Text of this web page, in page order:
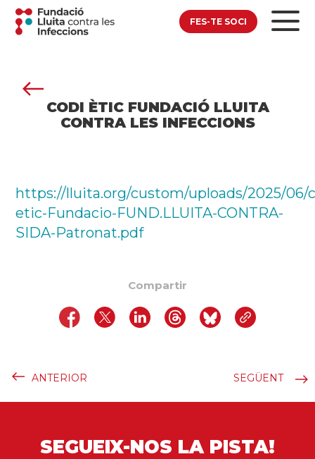
FES-TE SOCI
CODI ÈTIC FUNDACIÓ LLUITA
CONTRA LES INFECCIONS
https://lluita.org/custom/uploads/2025/06/
etic-Fundacio-FUND.LLUITA-CONTRA-
SIDA-Patronat.pdf
Compartir
ANTERIOR SEGÜENT
SEGUEIX-NOS LA PISTA!